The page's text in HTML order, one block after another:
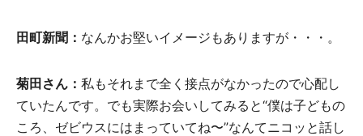
田町新聞： なんかお堅いイメージもありますが・・・。
菊田さん： 私もそれまで全く接点がなかったので心配し
ていたんです。でも実際お会いしてみると“僕は子どもの
ころ、ゼビウスにはまっていてね〜”なんてニコッと話し